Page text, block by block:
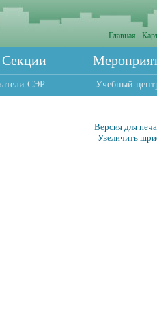
Главная
Секции
СЭР Учебный
Версия для
Увеличить